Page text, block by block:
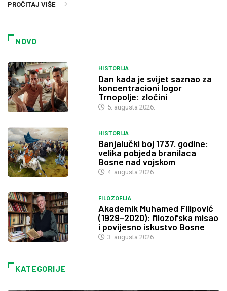
PROČITAJ VIŠE
NOVO
HISTORIJA
Dan kada je svijet saznao za
koncentracioni logor
Trnopolje: zločini
5. augusta 2026.
HISTORIJA
Banjalučki boj 1737. godine:
velika pobjeda branilaca
Bosne nad vojskom
4. augusta 2026.
FILOZOFIJA
Akademik Muhamed Filipović
(1929–2020): filozofska misao
i povijesno iskustvo Bosne
3. augusta 2026.
KATEGORIJE